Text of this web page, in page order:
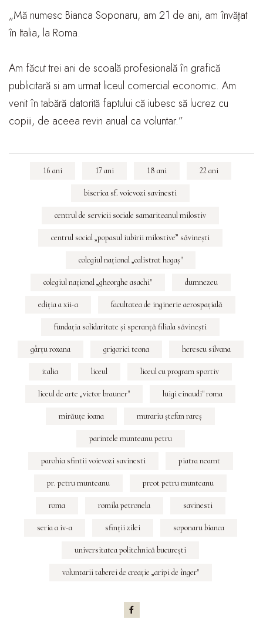
„Mă numesc Bianca Soponaru, am 21 de ani, am învăţat
în Italia, la Roma.
Am făcut trei ani de scoală profesională în grafică
publicitară si am urmat liceul comercial economic. Am
venit în tabără datorită faptului că iubesc să lucrez cu
copiii, de aceea revin anual ca voluntar.”
16 ani 17 ani 18 ani 22 ani
biserica sf. voievozi savinesti
centrul de servicii sociale samariteanul milostiv
centrul social „popasul iubirii milostive” săvineşti
colegiul naţional „calistrat hogaş"
colegiul naţional „gheorghe asachi" dumnezeu
ediţia a xii-a facultatea de inginerie aerospaţială
fundaţia solidaritate şi speranţă filiala săvineşti
gârţu roxana grigorici teona herescu silvana
italia liceul liceul cu program sportiv
liceul de arte „victor brauner" luigi einaudi" roma
mirăuţe ioana murariu ştefan rareş
parintele munteanu petru
parohia sfintii voievozi savinesti piatra neamt
pr. petru munteanu preot petru munteanu
roma romila petronela savinesti
seria a iv-a sfinţii zilei soponaru bianca
universitatea politehnică bucureşti
voluntarii taberei de creaţie „aripi de înger"